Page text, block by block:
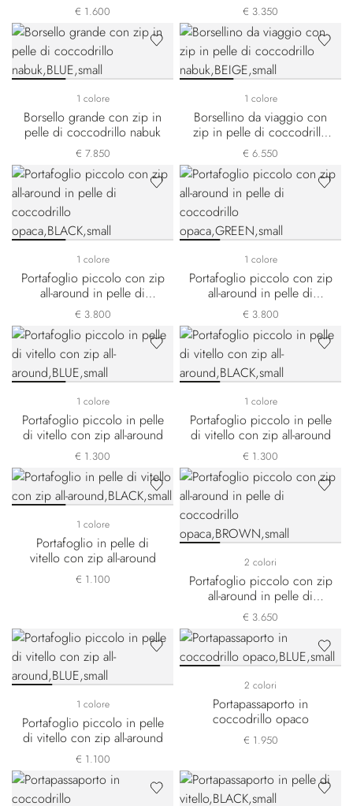
€ 1.600 € 3.350
1 colore
Borsello grande con zip in
pelle di coccodrillo nabuk
€ 7.850
1 colore
Borsellino da viaggio con
zip in pelle di coccodrillo
nabuk
€ 6.550
1 colore
Portafoglio piccolo con zip
all-around in pelle di
coccodrillo opaca
€ 3.800
1 colore
Portafoglio piccolo con zip
all-around in pelle di
coccodrillo opaca
€ 3.800
1 colore
Portafoglio piccolo in pelle
di vitello con zip all-around
€ 1.300
1 colore
Portafoglio piccolo in pelle
di vitello con zip all-around
€ 1.300
1 colore
Portafoglio in pelle di
vitello con zip all-around
€ 1.100
2 colori
Portafoglio piccolo con zip
all-around in pelle di
coccodrillo opaca
€ 3.650
1 colore
Portafoglio piccolo in pelle
di vitello con zip all-around
€ 1.100
2 colori
Portapassaporto in
coccodrillo opaco
€ 1.950